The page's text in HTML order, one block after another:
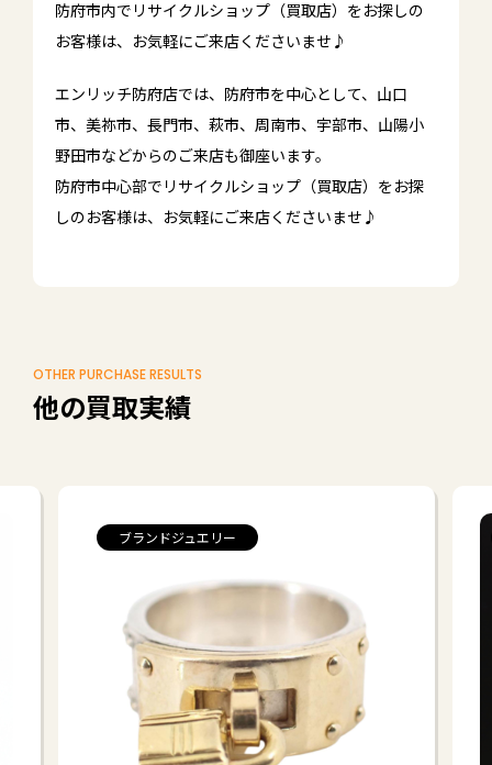
防府市内でリサイクルショップ（買取店）をお探しの
お客様は、お気軽にご来店くださいませ♪
エンリッチ防府店では、防府市を中心として、山口
市、美祢市、長門市、萩市、周南市、宇部市、山陽小
野田市などからのご来店も御座います。
防府市中心部でリサイクルショップ（買取店）をお探
しのお客様は、お気軽にご来店くださいませ♪
OTHER PURCHASE RESULTS
他の買取実績
ブランドジュエリー